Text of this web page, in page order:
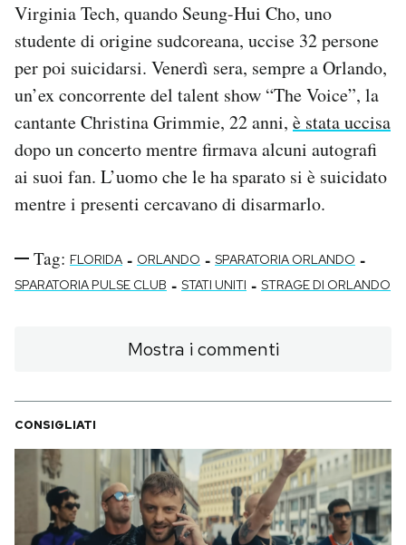
Virginia Tech, quando Seung-Hui Cho, uno
studente di origine sudcoreana, uccise 32 persone
per poi suicidarsi. Venerdì sera, sempre a Orlando,
un’ex concorrente del talent show “The Voice”, la
cantante Christina Grimmie, 22 anni, è stata uccisa
dopo un concerto mentre firmava alcuni autografi
ai suoi fan. L’uomo che le ha sparato si è suicidato
mentre i presenti cercavano di disarmarlo.
Tag: FLORIDA - ORLANDO - SPARATORIA ORLANDO -
SPARATORIA PULSE CLUB - STATI UNITI - STRAGE DI ORLANDO
Mostra i commenti
CONSIGLIATI